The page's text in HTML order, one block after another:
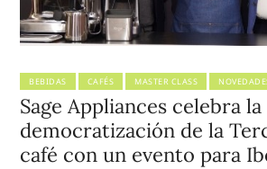
BEBIDAS CAFÉS MASTER CLASS
Sage Appliances celebra la
democratización de la
café con un evento para